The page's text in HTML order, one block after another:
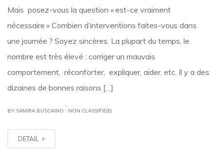
Mais posez-vous la question « est-ce vraiment
nécessaire » Combien d’interventions faites-vous dans
une journée ? Soyez sincères. La plupart du temps, le
nombre est très élevé : corriger un mauvais
comportement, réconforter, expliquer, aider, etc. Il y a des
dizaines de bonnes raisons […]
BY SAMIRA BUSCAINO NON CLASSIFIÉ(E)
DETAIL